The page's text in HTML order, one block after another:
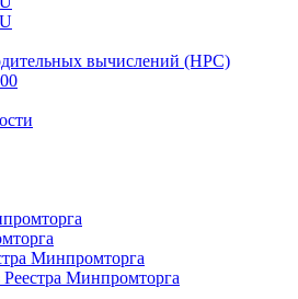
вычислений (HPC)
Минпромторга
Минпромторга